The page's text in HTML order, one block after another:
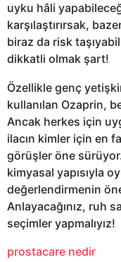
uyku hâli
karşılaştırırsak,
biraz da risk
dikkatli olmak şart!
Özellikle genç
kullanılan Ozaprin,
Ancak herkes için
ilacın kimler için en
görüşler öne
kimyasal yapısıyla
değerlendirmenin
Anlayacağınız, ruh
seçimler yapmalıyız!
prostacare nedir